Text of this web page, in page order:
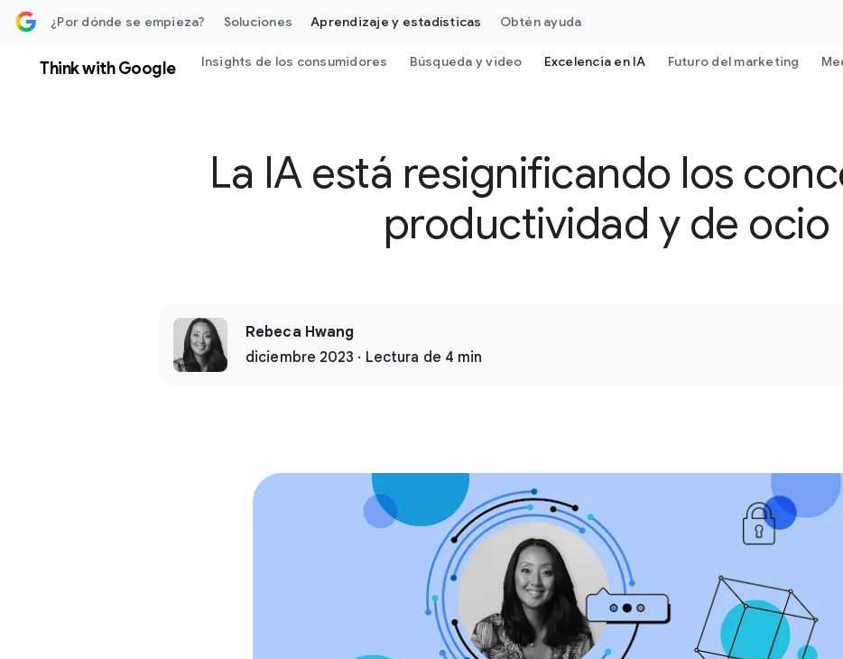
¿Por dónde se empieza? Soluciones Aprendizaje y estadísticas Obtén ayuda
Think with Google Insights de los consumidores Búsqueda y video Excelencia en IA Futuro del marketing
La IA está resignificando los
productividad y de ocio
Rebeca Hwang
diciembre 2023 · Lectura de 4 min